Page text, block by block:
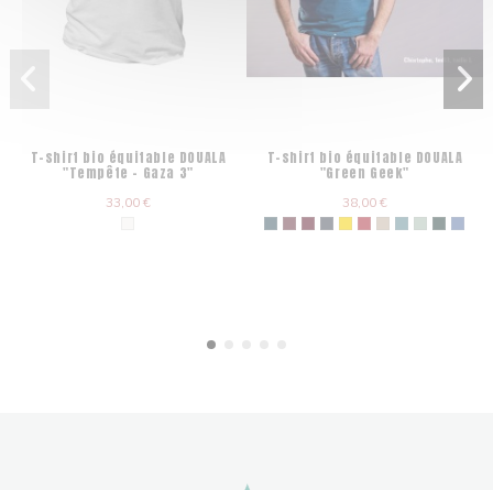
T-shirt bio équitable DOUALA
"Tempête - Gaza 3"
33,00 €
T-shirt bio équitable DOUALA
"Green Geek"
38,00 €